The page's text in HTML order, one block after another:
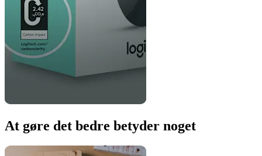
At gøre det bedre betyder noget